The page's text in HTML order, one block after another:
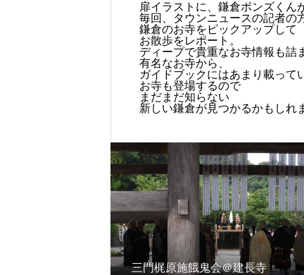
扉イラストに、鎌倉ボンズくん
毎回、タウンニュースの記者の
鎌倉のお寺をピックアップして
お散歩をレポート。
ディープで貴重なお寺情報も詰
有名なお寺から、
ガイドブックにはあまり載って
お寺も登場するので
まだまだ知らない
新しい鎌倉が見つかるかもしれ
三門梶原施餓鬼会＠建長寺